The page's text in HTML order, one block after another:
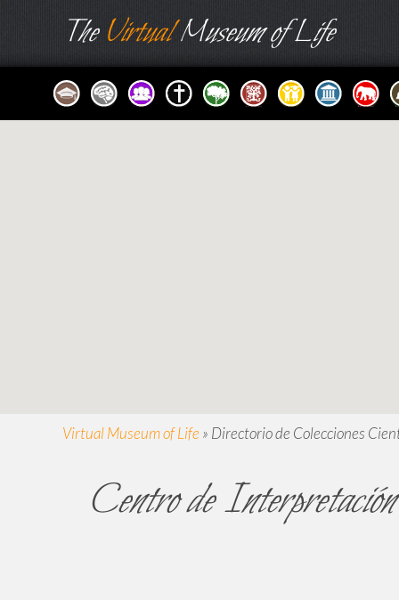
TheVirtualMuseum of Life
Virtual Museum of Life » Directorio de Colecciones
Centro de